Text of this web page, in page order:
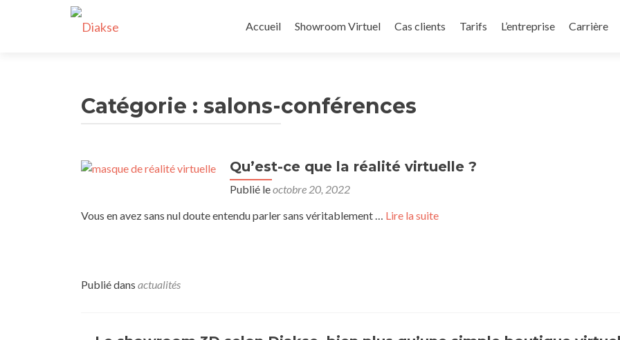
Accueil Showroom Virtuel Cas clients Tarifs L’entreprise Carrière
Catégorie : salons-conférences
Qu’est-ce que la réalité virtuelle ?
Publié leoctobre 20, 2022
Vous en avez sans nul doute entendu parler sans véritablement … Lire la suite
Publié dans actualités